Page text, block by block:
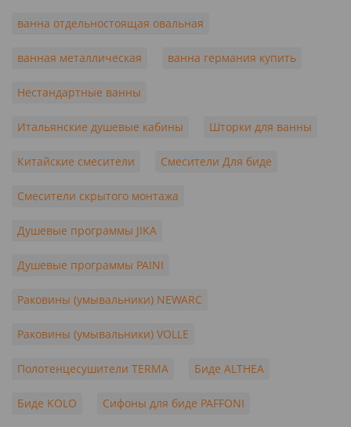
ванна отдельностоящая овальная
ванная металлическая ванна германия купить
Нестандартные ванны
Итальянские душевые кабины Шторки для ванны
Китайские смесители Смесители Для биде
Смесители скрытого монтажа
Душевые программы JIKA
Душевые программы PAINI
Раковины (умывальники) NEWARC
Раковины (умывальники) VOLLE
Полотенцесушители TERMA Биде ALTHEA
Биде KOLO Сифоны для биде PAFFONI